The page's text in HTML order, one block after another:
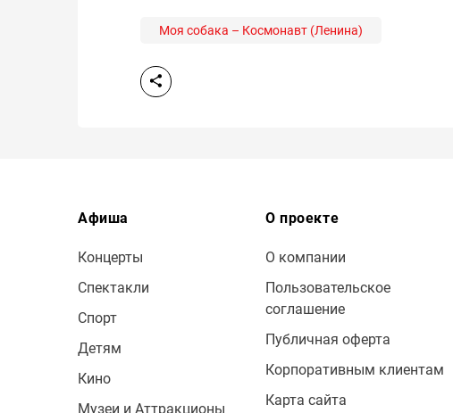
Моя собака – Космонавт (Ленина)
Афиша
Концерты
Спектакли
Спорт
Детям
Кино
Музеи и Аттракционы
О проекте
О компании
Пользовательское
соглашение
Публичная оферта
Корпоративным клиентам
Карта сайта